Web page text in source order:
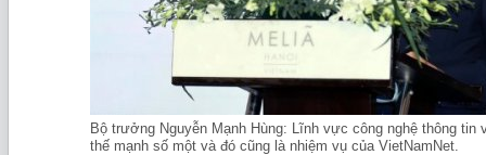
Bộ trưởng Nguyễn Mạnh Hùng: Lĩnh vực công nghệ thông tin
thế mạnh số một và đó cũng là nhiệm vụ của VietNamNet.